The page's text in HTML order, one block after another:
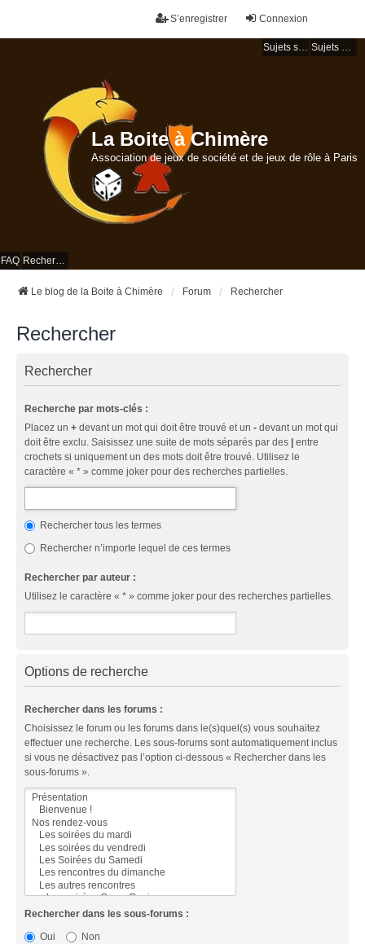
Connexion
S’enregistrer
Sujets sans réponse Sujets actifs
La Boite à Chimère
Association de jeux de société et de jeux de rôle à Paris
FAQ Rechercher
Le blog de la Boite à Chimère Forum Rechercher
Rechercher
Rechercher
Recherche par mots-clés :
Placez un + devant un mot qui doit être trouvé et un - devant un mot qui
doit être exclu. Saisissez une suite de mots séparés par des
entre
crochets si uniquement un des mots doit être trouvé. Utilisez le
caractère « * » comme joker pour des recherches partielles.
Rechercher tous les termes
Rechercher n’importe lequel de ces termes
Rechercher par auteur :
Utilisez le caractère « * » comme joker pour des recherches partielles.
Options de recherche
Rechercher dans les forums :
Choisissez le forum ou les forums dans le(s)quel(s) vous souhaitez
effectuer une recherche. Les sous-forums sont automatiquement inclus
si vous ne désactivez pas l’option ci-dessous « Rechercher dans les
sous-forums ».
Rechercher dans les sous-forums :
Oui
Non